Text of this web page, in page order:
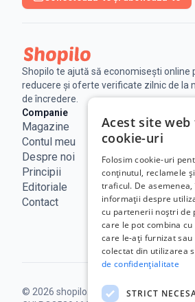
Shopilo te ajută să economisești online
reducere și oferte verificate zilnic de la
de încredere.
Companie
Magazine
Contul meu
Despre noi
Principii
Editoriale
Contact
Notificare
Legala
Politica de
Termeni de
utilizare
Politica
Cookie
© 2026 shopilo.ro. Operat de
Acest site
cookie-uri
Folosim cookie-uri
conținutul, reclamele
traficul. De
informații despre
cu partenerii noștri de
care le pot combina
care le-ați furnizat sau
colectat din utilizarea
de confidențialitate
STRICT